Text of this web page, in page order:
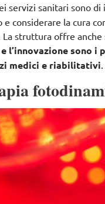
servizi sanitari sono di
considerare la cura
. La struttura offre
e l’innovazione
medici e riabilitativi